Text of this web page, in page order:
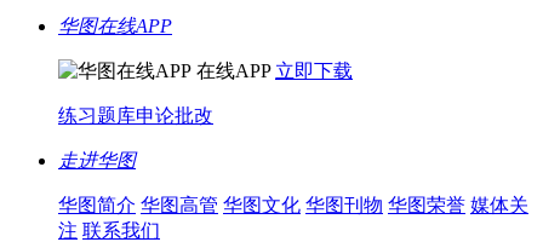
华图在线APP
在线APP 立即下载
练习题库申论批改
走进华图
华图简介 华图高管 华图文化 华图刊物 华图荣誉 媒体关
注 联系我们